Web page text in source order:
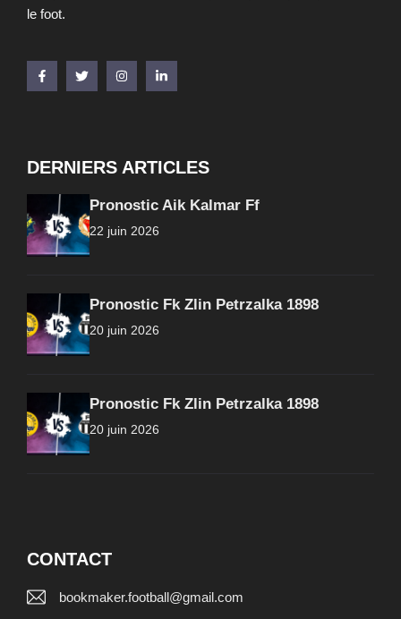
le foot.
DERNIERS ARTICLES
Pronostic Aik Kalmar Ff
22 juin 2026
Pronostic Fk Zlin Petrzalka 1898
20 juin 2026
Pronostic Fk Zlin Petrzalka 1898
20 juin 2026
CONTACT
bookmaker.football@gmail.com